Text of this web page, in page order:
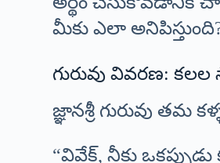
మీకు ఎలా
గురువు వివరణ: కలల
జ్ఞానశ్రీ గురువు తమ
“వివేక్, నీకు